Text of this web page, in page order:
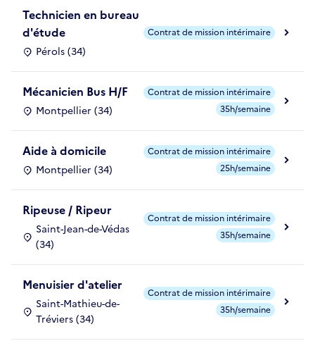
Technicien en bureau
d'étude
Pérols (34)
Contrat de mission intérimaire
Mécanicien Bus H/F
Montpellier (34)
Contrat de mission intérimaire
35h/semaine
Aide à domicile
Montpellier (34)
Contrat de mission intérimaire
25h/semaine
Ripeuse / Ripeur
Saint-Jean-de-Védas
(34)
Contrat de mission intérimaire
35h/semaine
Menuisier d'atelier
Saint-Mathieu-de-
Tréviers (34)
Contrat de mission intérimaire
35h/semaine